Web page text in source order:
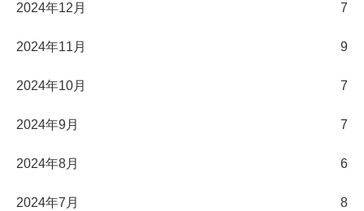
2024年12月 7
2024年11月 9
2024年10月 7
2024年9月 7
2024年8月 6
2024年7月 8